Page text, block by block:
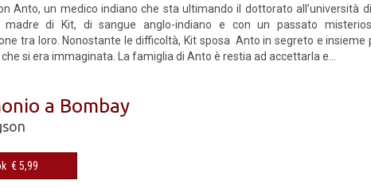
Anto, un medico indiano che sta ultimando il dottorato all’università
di Kit, di sangue anglo-indiano e con un passato
tra loro. Nonostante le difficoltà, Kit sposa Anto in segreto e insieme
si era immaginata. La famiglia di Anto è restia ad accettarla e...
a Bombay
eBook € 5,99